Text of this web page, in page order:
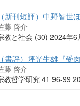
新刊短評）中野智世
藤 啓介
教と社会 (30) 2024年6
書評）坪光生雄『受
藤 啓介
教哲学研究 41 96-99